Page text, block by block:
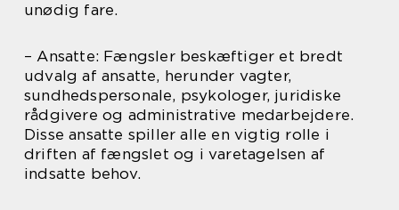
unødig fare.
– Ansatte: Fængsler beskæftiger et bredt
udvalg af ansatte, herunder vagter,
sundhedspersonale, psykologer, juridiske
rådgivere og administrative medarbejdere.
Disse ansatte spiller alle en vigtig rolle i
driften af fængslet og i varetagelsen af
indsatte behov.